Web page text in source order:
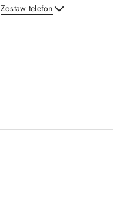
Zostaw telefon